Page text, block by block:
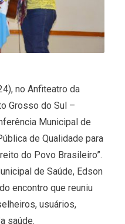
no Anfiteatro da
Grosso do Sul –
Municipal de
de Qualidade para
do Povo Brasileiro”.
de Saúde, Edson
encontro que reuniu
usuários,
saúde.